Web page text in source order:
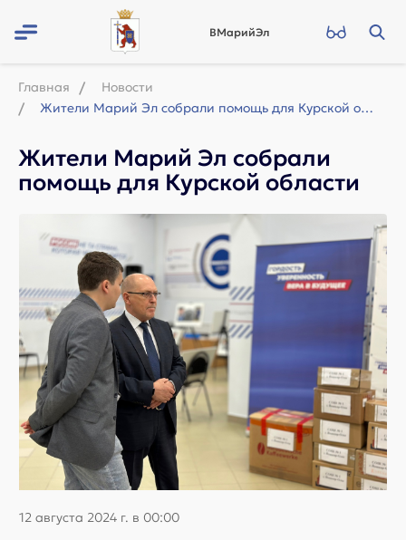
ВМарийЭл
Главная
Новости
Жители Марий Эл собрали помощь для Курской области
Жители Марий Эл собрали
помощь для Курской области
12 августа 2024 г. в 00:00